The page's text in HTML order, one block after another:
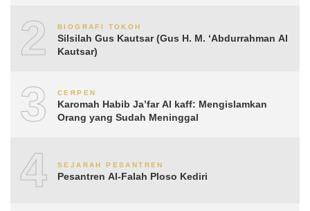
2 BIOGRAFI TOKOH
Silsilah Gus Kautsar (Gus H. M. ‘Abdurrahman Al
Kautsar)
3 CERPEN
Karomah Habib Ja’far Al kaff: Mengislamkan
Orang yang Sudah Meninggal
4 SEJARAH PESANTREN
Pesantren Al-Falah Ploso Kediri